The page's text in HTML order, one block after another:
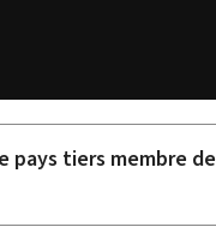
pays tiers membre de